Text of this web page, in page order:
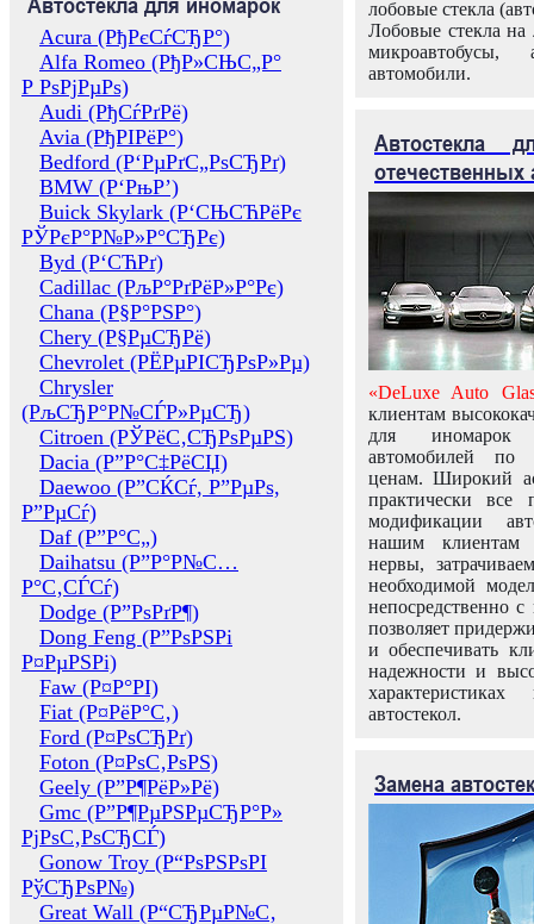
Acura (РђРєСѓСЂР°)
Alfa Romeo (РђР»СЊС„Р°
Р РѕРјРµРѕ)
Audi (РђСѓРґРё)
Avia (РђРІРёР°)
Bedford (Р‘РµРґС„РѕСЂРґ)
BMW (Р‘РњР’)
Buick Skylark (Р‘СЊСЋРёРє
РЎРєР°Р№Р»Р°СЂРє)
Byd (Р‘СЋРґ)
Cadillac (РљР°РґРёР»Р°Рє)
Chana (Р§Р°РЅР°)
Chery (Р§РµСЂРё)
Chevrolet (РЁРµРІСЂРѕР»Рµ)
Chrysler
(РљСЂР°Р№СЃР»РµСЂ)
Citroen (РЎРёС‚СЂРѕРµРЅ)
Dacia (Р”Р°С‡РёСЏ)
Daewoo (Р”СЌСѓ, Р”РµРѕ,
Р”РµСѓ)
Daf (Р”Р°С„)
Daihatsu (Р”Р°Р№С…
Р°С‚СЃСѓ)
Dodge (Р”РѕРґР¶)
Dong Feng (Р”РѕРЅРі
Р¤РµРЅРі)
Faw (Р¤Р°РІ)
Fiat (Р¤РёР°С‚)
Ford (Р¤РѕСЂРґ)
Foton (Р¤РѕС‚РѕРЅ)
Geely (Р”Р¶РёР»Рё)
Gmc (Р”Р¶РµРЅРµСЂР°Р»
РјРѕС‚РѕСЂСЃ)
Gonow Troy (Р“РѕРЅРѕРІ
РўСЂРѕР№)
Great Wall (Р“СЂРµР№С‚
лобовые стекла
Лобовые стекла на
микроавтобусы,
автомобили.
Автостекла
отечественных
«DeLuxe Auto
клиентам
для иномарок
автомобилей
ценам. Широкий
практически все
модификации
нашим клиентам
нервы,
необходимой
непосредственно
позволяет
и обеспечивать
надежности и
автостекол.
Замена